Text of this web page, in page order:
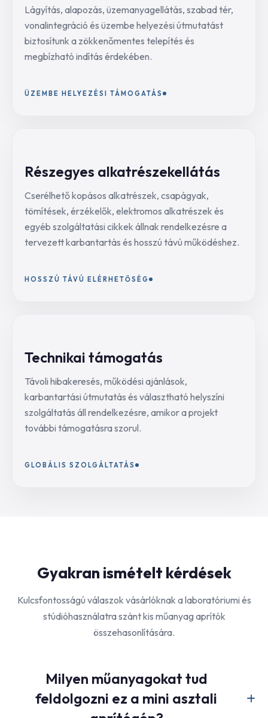
Lágyítás, alapozás, üzemanyagellátás, szabad tér,
vonalintegráció és üzembe helyezési útmutatást
biztosítunk a zökkenőmentes telepítés és
megbízható indítás érdekében.
ÜZEMBE HELYEZÉSI TÁMOGATÁS
Részegyes alkatrészekellátás
Cserélhető kopásos alkatrészek, csapágyak,
tömítések, érzékelők, elektromos alkatrészek és
egyéb szolgáltatási cikkek állnak rendelkezésre a
tervezett karbantartás és hosszú távú működéshez.
HOSSZÚ TÁVÚ ELÉRHETŐSÉG
Technikai támogatás
Távoli hibakeresés, működési ajánlások,
karbantartási útmutatás és választható helyszíni
szolgáltatás áll rendelkezésre, amikor a projekt
további támogatásra szorul.
GLOBÁLIS SZOLGÁLTATÁS
Gyakran ismételt kérdések
Kulcsfontosságú válaszok vásárlóknak a laboratóriumi és
stúdióhasználatra szánt kis műanyag aprítók
összehasonlítására.
Milyen műanyagokat tud
feldolgozni ez a mini asztali